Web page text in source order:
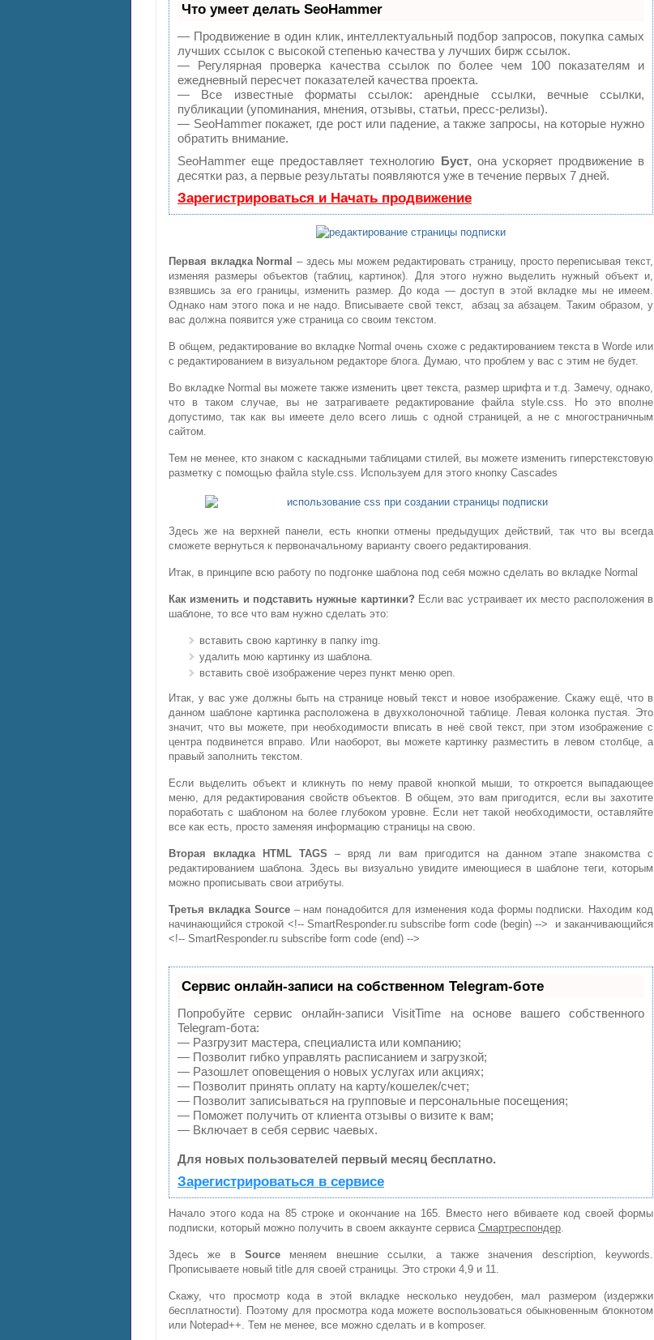
Что умеет делать SeoHammer
— Продвижение в один клик, интеллектуальный подбор запросов, покупка самых
лучших ссылок с высокой степенью качества у лучших бирж ссылок.
— Регулярная проверка качества ссылок по более чем 100 показателям и
ежедневный пересчет показателей качества проекта.
— Все известные форматы ссылок: арендные ссылки, вечные ссылки,
публикации (упоминания, мнения, отзывы, статьи, пресс-релизы).
— SeoHammer покажет, где рост или падение, а также запросы, на которые нужно
обратить внимание.
SeoHammer еще предоставляет технологию Буст, она ускоряет продвижение в
десятки раз, а первые результаты появляются уже в течение первых 7 дней.
Зарегистрироваться и Начать продвижение
Первая вкладка Normal – здесь мы можем редактировать страницу, просто переписывая текст,
изменяя размеры объектов (таблиц, картинок). Для этого нужно выделить нужный объект и,
взявшись за его границы, изменить размер. До кода — доступ в этой вкладке мы не имеем.
Однако нам этого пока и не надо. Вписываете свой текст, абзац за абзацем. Таким образом, у
вас должна появится уже страница со своим текстом.
В общем, редактирование во вкладке Normal очень схоже с редактированием текста в Worde или
с редактированием в визуальном редакторе блога. Думаю, что проблем у вас с этим не будет.
Во вкладке Normal вы можете также изменить цвет текста, размер шрифта и т.д. Замечу, однако,
что в таком случае, вы не затрагиваете редактирование файла style.css. Но это вполне
допустимо, так как вы имеете дело всего лишь с одной страницей, а не с многостраничным
сайтом.
Тем не менее, кто знаком с каскадными таблицами стилей, вы можете изменить гиперстекстовую
разметку с помощью файла style.css. Используем для этого кнопку Cascades
Здесь же на верхней панели, есть кнопки отмены предыдущих действий, так что вы всегда
сможете вернуться к первоначальному варианту своего редактирования.
Итак, в принципе всю работу по подгонке шаблона под себя можно сделать во вкладке Normal
Как изменить и подставить нужные картинки? Если вас устраивает их место расположения в
шаблоне, то все что вам нужно сделать это:
вставить свою картинку в папку img.
удалить мою картинку из шаблона.
вставить своё изображение через пункт меню open.
Итак, у вас уже должны быть на странице новый текст и новое изображение. Скажу ещё, что в
данном шаблоне картинка расположена в двухколоночной таблице. Левая колонка пустая. Это
значит, что вы можете, при необходимости вписать в неё свой текст, при этом изображение с
центра подвинется вправо. Или наоборот, вы можете картинку разместить в левом столбце, а
правый заполнить текстом.
Если выделить объект и кликнуть по нему правой кнопкой мыши, то откроется выпадающее
меню, для редактирования свойств объектов. В общем, это вам пригодится, если вы захотите
поработать с шаблоном на более глубоком уровне. Если нет такой необходимости, оставляйте
все как есть, просто заменяя информацию страницы на свою.
Вторая вкладка HTML TAGS – вряд ли вам пригодится на данном этапе знакомства с
редактированием шаблона. Здесь вы визуально увидите имеющиеся в шаблоне теги, которым
можно прописывать свои атрибуты.
Третья вкладка Source– нам понадобится для изменения кода формы подписки. Находим код
начинающийся строкой <!-- SmartResponder.ru subscribe form code (begin) --> и заканчивающийся
<!-- SmartResponder.ru subscribe form code (end) -->
Сервис онлайн-записи на собственном Telegram-боте
Попробуйте сервис онлайн-записи VisitTime на основе вашего собственного
Telegram-бота:
— Разгрузит мастера, специалиста или компанию;
— Позволит гибко управлять расписанием и загрузкой;
— Разошлет оповещения о новых услугах или акциях;
— Позволит принять оплату на карту/кошелек/счет;
— Позволит записываться на групповые и персональные посещения;
— Поможет получить от клиента отзывы о визите к вам;
— Включает в себя сервис чаевых.
Для новых пользователей первый месяц бесплатно.
Зарегистрироваться в сервисе
Начало этого кода на 85 строке и окончание на 165. Вместо него вбиваете код своей формы
подписки, который можно получить в своем аккаунте сервиса Смартреспондер
Здесь же вSource меняем внешние ссылки, а также значения description, keywords.
Прописываете новый title для своей страницы. Это строки 4,9 и 11.
Скажу, что просмотр кода в этой вкладке несколько неудобен, мал размером (издержки
бесплатности). Поэтому для просмотра кода можете воспользоваться обыкновенным блокнотом
или Notepad++. Тем не менее, все можно сделать и в komposer.